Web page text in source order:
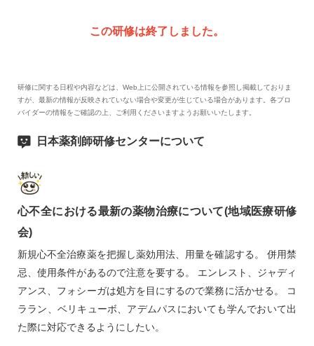
この研修は終了しました。
研修に関する日程や内容などは、Web上に公開されている情報を参照し掲載しておりま
すが、最新の情報が反映されていない場合や変更が生じている場合があります。各プロ
バイダーの情報をご確認の上、ご利用くださいますようお願いいたします。
日本薬剤師研修センターについて
心不全における最新の薬物治療について(地域医療研修
会)
新規心不全治療薬を把握し薬効用法、用量を確認する。 併用禁
忌、使用条件があるので注意を要する。 エンレスト、ジャディ
アンス、フォシーガは処方を目にするので業務に活かせる。 コ
ララン、ベリキューボ、アデムパスにおいても学んでおいて出
た際に対応できるようにしたい。